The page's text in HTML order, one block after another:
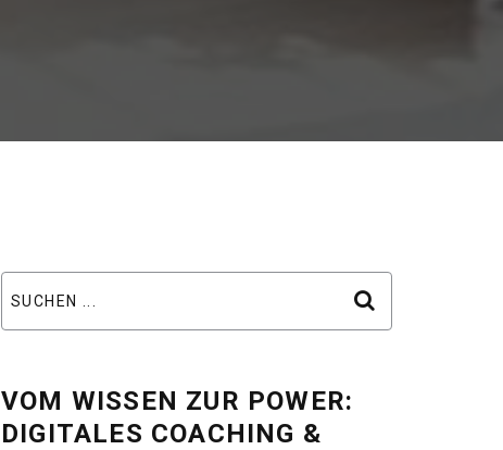
VOM WISSEN ZUR POWER:
DIGITALES COACHING &